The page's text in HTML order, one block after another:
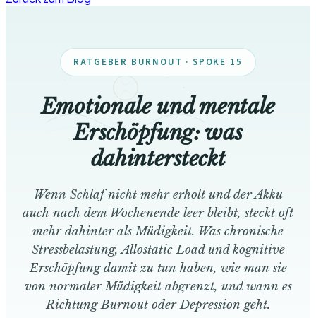
RATGEBER BURNOUT · SPOKE 15
Emotionale und mentale
Erschöpfung: was
dahintersteckt
Wenn Schlaf nicht mehr erholt und der Akku
auch nach dem Wochenende leer bleibt, steckt oft
mehr dahinter als Müdigkeit. Was chronische
Stressbelastung, Allostatic Load und kognitive
Erschöpfung damit zu tun haben, wie man sie
von normaler Müdigkeit abgrenzt, und wann es
Richtung Burnout oder Depression geht.